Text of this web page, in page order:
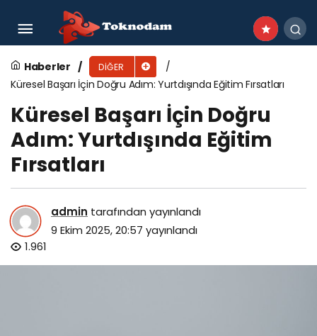
Haberler DIĞER
Küresel Başarı İçin Doğru Adım: Yurtdışında Eğitim Fırsatları
Küresel Başarı İçin Doğru
Adım: Yurtdışında Eğitim
Fırsatları
admin tarafından yayınlandı
9 Ekim 2025, 20:57 yayınlandı
1.961
Hayat Kurtaran Bilgiler: İlk Yardım Eğitiminin
Önemi